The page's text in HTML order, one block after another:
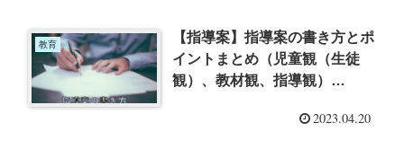
教育
【指導案】指導案の書き方とポ
イントまとめ（児童観（生徒
観）、教材観、指導観）
2023.04.20